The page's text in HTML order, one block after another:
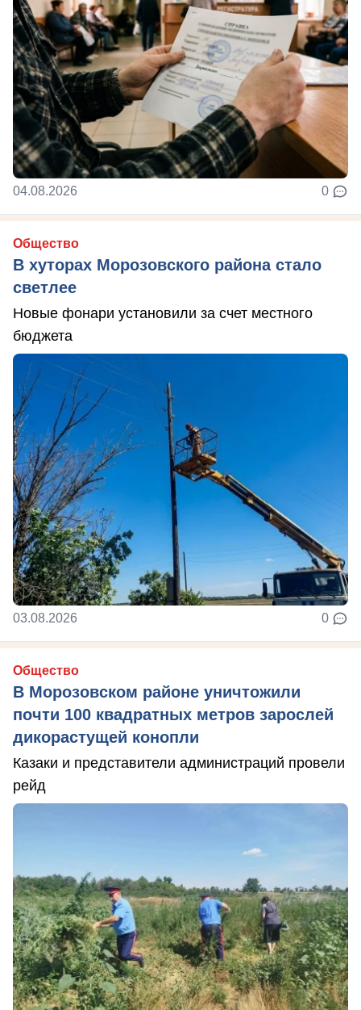
04.08.2026 0
Общество
В хуторах Морозовского района стало
светлее
Новые фонари установили за счет местного
бюджета
03.08.2026 0
Общество
В Морозовском районе уничтожили
почти 100 квадратных метров зарослей
дикорастущей конопли
Казаки и представители администраций провели
рейд